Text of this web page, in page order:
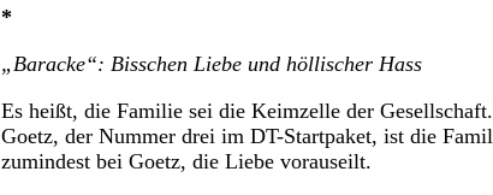
*
„Baracke“: Bisschen Liebe und höllischer Hass
Es heißt, die Familie sei die Keimzelle der
Goetz, der Nummer drei im DT-Startpaket, ist die
zumindest bei Goetz, die Liebe vorauseilt.